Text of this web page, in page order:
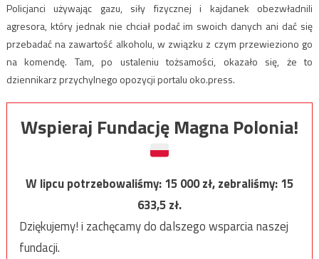
Policjanci używając gazu, siły fizycznej i kajdanek obezwładnili
agresora, który jednak nie chciał podać im swoich danych ani dać się
przebadać na zawartość alkoholu, w związku z czym przewieziono go
na komendę. Tam, po ustaleniu tożsamości, okazało się, że to
dziennikarz przychylnego opozycji portalu oko.press.
Wspieraj Fundację Magna Polonia!
W lipcu potrzebowaliśmy:15 000zł, zebraliśmy:15
633,5zł.
Dziękujemy! i zachęcamy do dalszego wsparcia naszej
fundacji.